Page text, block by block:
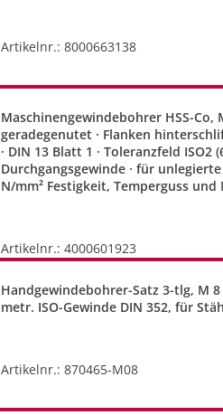
Artikelnr.: 8000663138
Maschinengewindebohrer HSS-Co,
geradegenutet · Flanken
· DIN 13 Blatt 1 · Toleranzfeld
Durchgangsgewinde · für
N/mm² Festigkeit, Temperguss und
Artikelnr.: 4000601923
Handgewindebohrer-Satz 3-tlg, M
metr. ISO-Gewinde DIN 352, für
Artikelnr.: 870465-M08